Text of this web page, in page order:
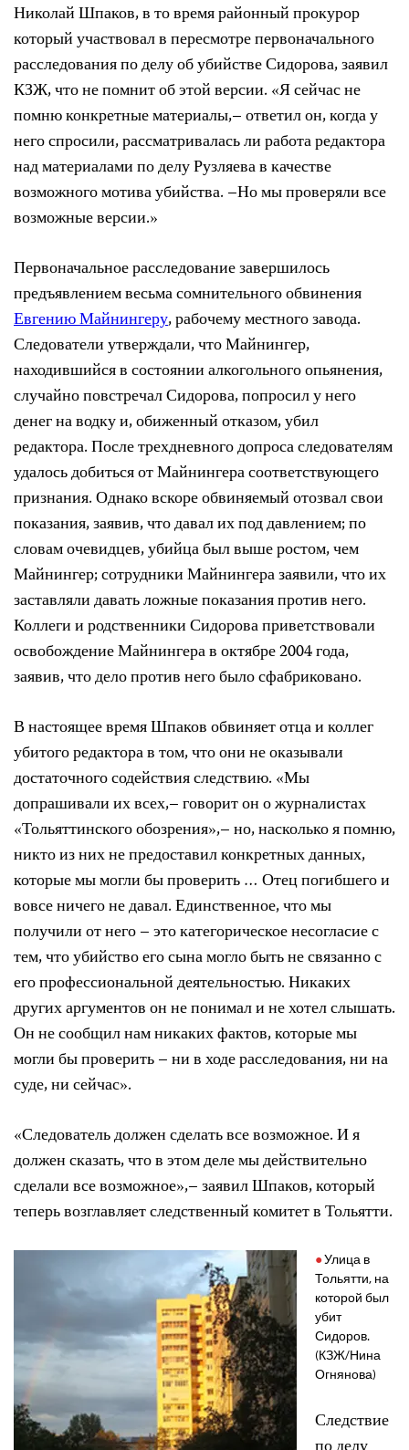
Николай Шпаков, в то время районный прокурор
который участвовал в пересмотре первоначального
расследования по делу об убийстве Сидорова, заявил
КЗЖ, что не помнит об этой версии. «Я сейчас не
помню конкретные материалы,– ответил он, когда у
него спросили, рассматривалась ли работа редактора
над материалами по делу Рузляева в качестве
возможного мотива убийства. –Но мы проверяли все
возможные версии.»
Первоначальное расследование завершилось
предъявлением весьма сомнительного обвинения
Евгению Майнингеру, рабочему местного завода.
Следователи утверждали, что Майнингер,
находившийся в состоянии алкогольного опьянения,
случайно повстречал Сидорова, попросил у него
денег на водку и, обиженный отказом, убил
редактора. После трехдневного допроса следователям
удалось добиться от Майнингера соответствующего
признания. Однако вскоре обвиняемый отозвал свои
показания, заявив, что давал их под давлением; по
словам очевидцев, убийца был выше ростом, чем
Майнингер; сотрудники Майнингера заявили, что их
заставляли давать ложные показания против него.
Коллеги и родственники Сидорова приветствовали
освобождение Майнингера в октябре 2004 года,
заявив, что дело против него было сфабриковано.
В настоящее время Шпаков обвиняет отца и коллег
убитого редактора в том, что они не оказывали
достаточного содействия следствию. «Мы
допрашивали их всех,– говорит он о журналистах
«Тольяттинского обозрения»,– но, насколько я помню,
никто из них не предоставил конкретных данных,
которые мы могли бы проверить … Отец погибшего и
вовсе ничего не давал. Единственное, что мы
получили от него – это категорическое несогласие с
тем, что убийство его сына могло быть не связанно с
его профессиональной деятельностью. Никаких
других аргументов он не понимал и не хотел слышать.
Он не сообщил нам никаких фактов, которые мы
могли бы проверить – ни в ходе расследования, ни на
суде, ни сейчас».
«Следователь должен сделать все возможное. И я
должен сказать, что в этом деле мы действительно
сделали все возможное»,– заявил Шпаков, который
теперь возглавляет следственный комитет в Тольятти.
Улица в
Тольятти, на
которой был
убит
Сидоров.
(КЗЖ/Нина
Огнянова)
Следствие